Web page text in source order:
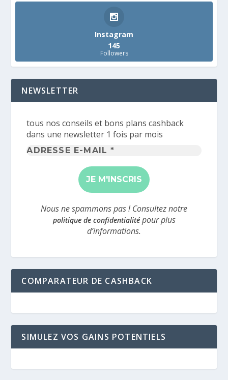
Instagram
145
Followers
NEWSLETTER
tous nos conseils et bons plans cashback
dans une newsletter 1 fois par mois
Adresse
mail
*
Nous ne spammons pas ! Consultez notre
politique de confidentialitépour plus
d’informations.
COMPARATEUR DE CASHBACK
SIMULEZ VOS GAINS POTENTIELS